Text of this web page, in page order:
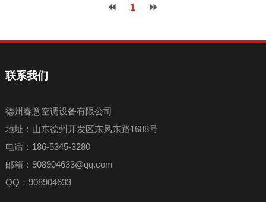
1
联系我们
德州春意空调设备有限公司
地址：山东德州开发区东风东路1688号
电话：186-5345-3280
邮箱：908904633@qq.com
QQ：908904633